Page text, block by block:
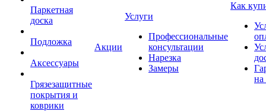
Паркетная
доска
Подложка
Аксессуары
Грязезащитные
покрытия и
коврики
Акции
Услуги
Профессиональные
консультации
Нарезка
Замеры
Как
на